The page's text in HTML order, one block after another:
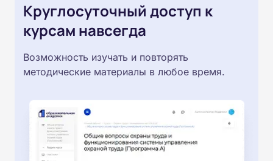
Круглосуточный доступ к
курсам навсегда
Возможность изучать и повторять
методические материалы в любое время.